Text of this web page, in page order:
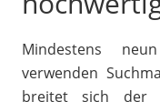
Mindestens
verwenden
breitet sich der